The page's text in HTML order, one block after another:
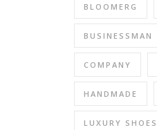
BLOOMERG
BUSINESSMAN
COMPANY
HANDMADE
LUXURY SHOES